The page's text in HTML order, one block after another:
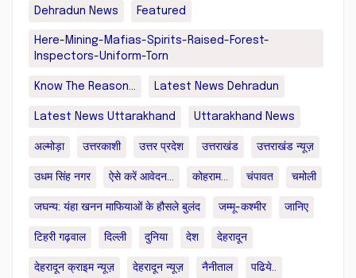
Dehradun News Featured
Here-Mining-Mafias-Spirits-Raised-Forest-
Inspectors-Uniform-Torn
Know The Reason... Latest News Dehradun
Latest News Uttarakhand Uttarakhand News
अल्मोड़ा उत्तरकाशी उत्तर प्रदेश उत्तराखंड उत्तराखंड न्यूज़
उधम सिंह नगर ऐसे करें आवेदन... कोहराम... चंपावत चमोली
जघन्य: यंहा खनन माफियाओं के हौसले बुलंद जम्मू-कश्मीर जानिए
टिहरी गढ़वाल दिल्ली दुनिया देश देहरादून
देहरादून क्राइम न्यूज़ देहरादून न्यूज़ नैनीताल पढिये..